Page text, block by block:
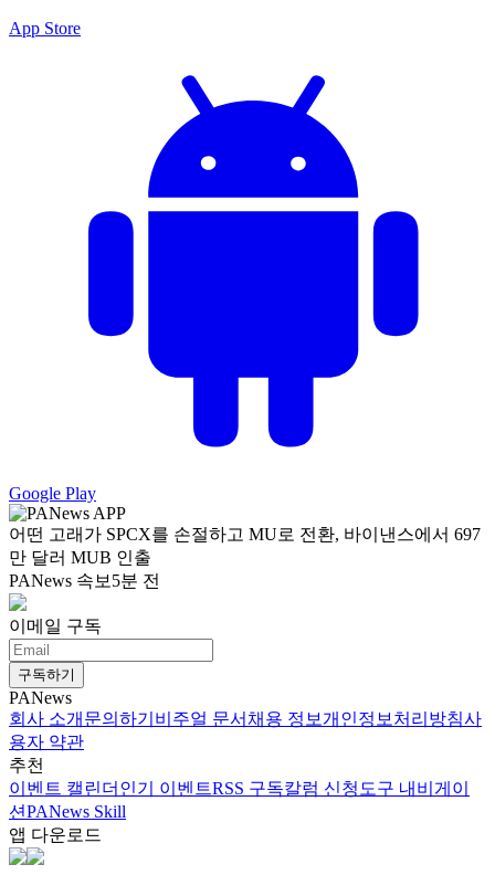
App Store
Google Play
어떤 고래가 SPCX를 손절하고 MU로 전환, 바이낸스에서 697
만 달러 MUB 인출
PANews 속보 5분 전
이메일 구독
구독하기
PANews
회사 소개 문의하기 비주얼 문서 채용 정보개인정보처리방침사
용자 약관
추천
이벤트 캘린더 인기 이벤트RSS 구독칼럼 신청 도구 내비게이
션PANews Skill
앱 다운로드